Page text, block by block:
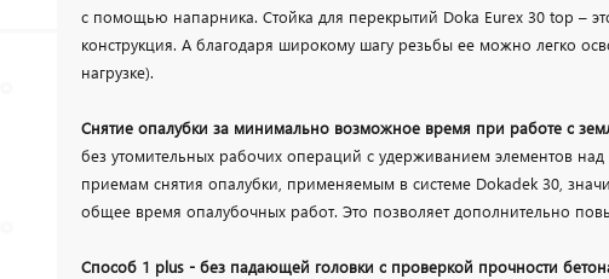
с помощью напарника. Стойка для перекрытий Doka Eurex 30 top –
конструкция. А благодаря широкому шагу резьбы ее можно легко
нагрузке).
Снятие опалубки за минимально возможное время при работе с
без утомительных рабочих операций с удерживанием элементов над
приемам снятия опалубки, применяемым в системе Dokadek 30,
общее время опалубочных работ. Это позволяет дополнительно
Способ 1 plus - без падающей головки с проверкой прочности